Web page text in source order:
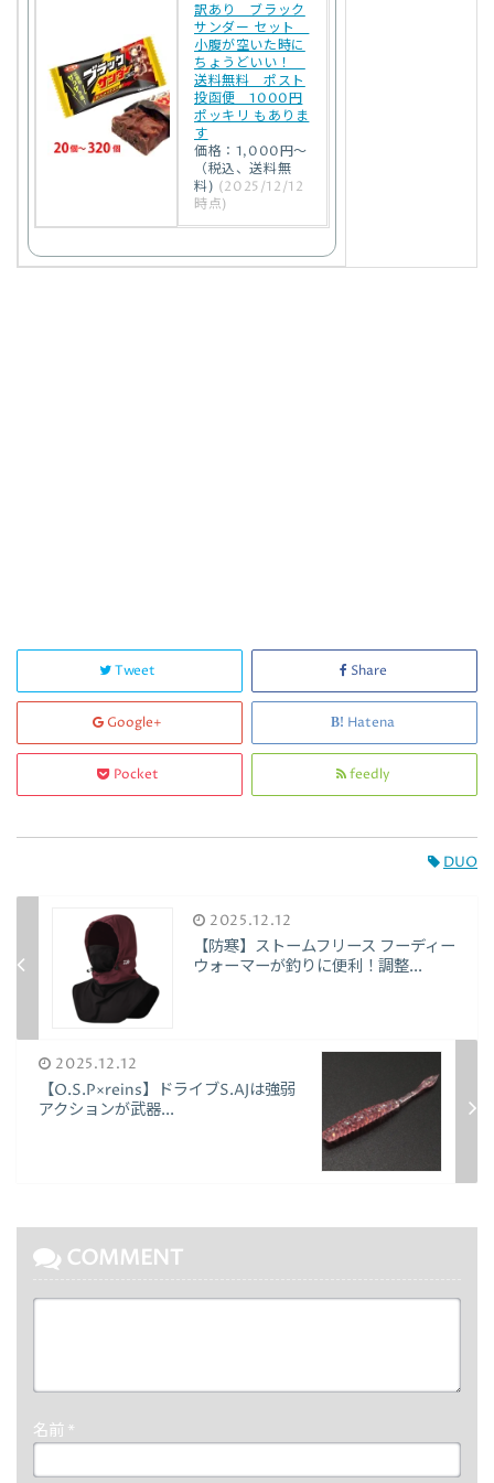
訳あり ブラック
サンダー セット
小腹が空いた時に
ちょうどいい！
送料無料 ポスト
投函便 1000円
ポッキリ もありま
す
価格：1,000円～
（税込、送料無
料) (2025/12/12
時点)
Tweet Share
Google+ Hatena
Pocket feedly
DUO
2025.12.12
【防寒】ストームフリース フーディー
ウォーマーが釣りに便利！調整...
2025.12.12
【O.S.P×reins】ドライブS.AJは強弱
アクションが武器...
COMMENT
名前 *